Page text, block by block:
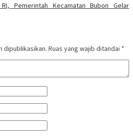
Pemerintah Kecamatan Bubon Gelar
dipublikasikan. Ruas yang wajib ditandai *